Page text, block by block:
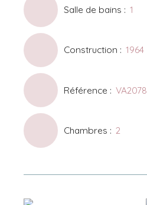
Salle de bains : 1
Construction : 1964
Référence : VA2078
Chambres : 2